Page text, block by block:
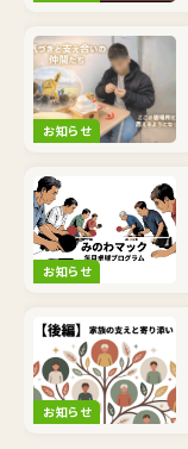
お知らせ
お知らせ
お知らせ